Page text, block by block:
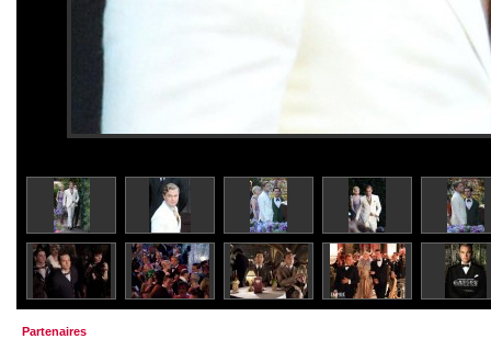
Partenaires